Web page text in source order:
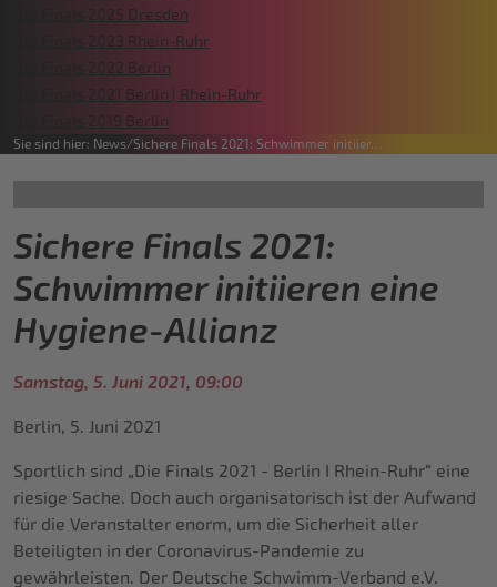
Die Finals 2025 Dresden
Die Finals 2023 Rhein-Ruhr
Die Finals 2022 Berlin
Die Finals 2021 Berlin | Rhein-Ruhr
Die Finals 2019 Berlin
Sie sind hier: News Sichere Finals 2021: Schwimmer initiier…
Sichere Finals 2021:
Schwimmer initiieren eine
Hygiene-Allianz
Samstag, 5. Juni 2021, 09:00
Berlin, 5. Juni 2021
Sportlich sind „Die Finals 2021 - Berlin I Rhein-Ruhr“ eine
riesige Sache. Doch auch organisatorisch ist der Aufwand
für die Veranstalter enorm, um die Sicherheit aller
Beteiligten in der Coronavirus-Pandemie zu
gewährleisten. Der Deutsche Schwimm-Verband e.V.